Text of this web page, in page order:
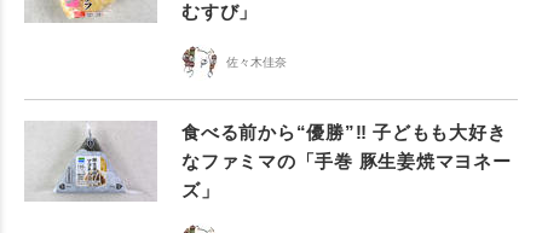
むすび」
佐々木佳奈
食べる前から“優勝”‼️ 子どもも大好き
なファミマの「手巻 豚生姜焼マヨネー
ズ」